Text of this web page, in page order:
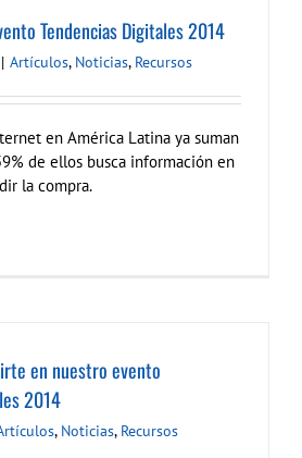
Tendencias Digitales 2014
| Artículos, Noticias, Recursos
en América Latina ya suman
de ellos busca información en
la compra.
en nuestro evento
2014
, Noticias, Recursos